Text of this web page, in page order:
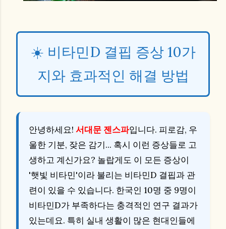
☀️ 비타민D 결핍 증상 10가
지와 효과적인 해결 방법
안녕하세요! 서대문 젠스파입니다. 피로감, 우
울한 기분, 잦은 감기... 혹시 이런 증상들로 고
생하고 계신가요? 놀랍게도 이 모든 증상이
'햇빛 비타민'이라 불리는 비타민D 결핍과 관
련이 있을 수 있습니다. 한국인 10명 중 9명이
비타민D가 부족하다는 충격적인 연구 결과가
있는데요. 특히 실내 생활이 많은 현대인들에